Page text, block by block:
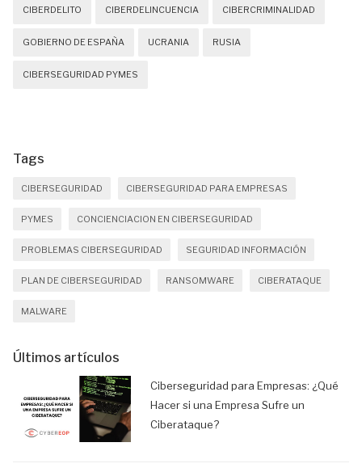
CIBERDELITO CIBERDELINCUENCIA CIBERCRIMINALIDAD
GOBIERNO DE ESPAÑA UCRANIA RUSIA
CIBERSEGURIDAD PYMES
Tags
CIBERSEGURIDAD CIBERSEGURIDAD PARA EMPRESAS
PYMES CONCIENCIACION EN CIBERSEGURIDAD
PROBLEMAS CIBERSEGURIDAD SEGURIDAD INFORMACIÓN
PLAN DE CIBERSEGURIDAD RANSOMWARE CIBERATAQUE
MALWARE
Últimos artículos
Ciberseguridad para Empresas: ¿Qué
Hacer si una Empresa Sufre un
Ciberataque?